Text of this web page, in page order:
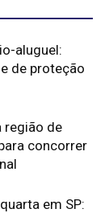
aluguel:
de proteção
região de
concorrer
em SP: